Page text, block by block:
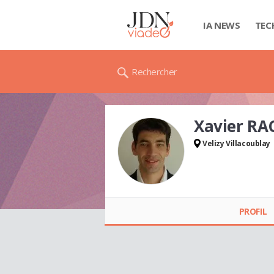
IA NEWS
Rechercher
Xavier
Velizy Villacoublay
PROFIL